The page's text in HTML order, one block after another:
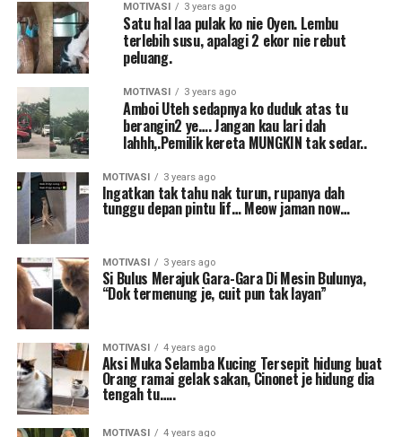
MOTIVASI 3 years ago
Satu hal laa pulak ko nie Oyen. Lembu
terlebih susu, apalagi 2 ekor nie rebut
peluang.
MOTIVASI 3 years ago
Amboi Uteh sedapnya ko duduk atas tu
berangin2 ye…. Jangan kau lari dah
lahhh,.Pemilik kereta MUNGKIN tak sedar..
MOTIVASI 3 years ago
Ingatkan tak tahu nak turun, rupanya dah
tunggu depan pintu lif… Meow jaman now…
MOTIVASI 3 years ago
Si Bulus Merajuk Gara-Gara Di Mesin Bulunya,
“Dok termenung je, cuit pun tak layan”
MOTIVASI 4 years ago
Aksi Muka Selamba Kucing Tersepit hidung buat
Orang ramai gelak sakan, Cinonet je hidung dia
tengah tu…..
MOTIVASI 4 years ago